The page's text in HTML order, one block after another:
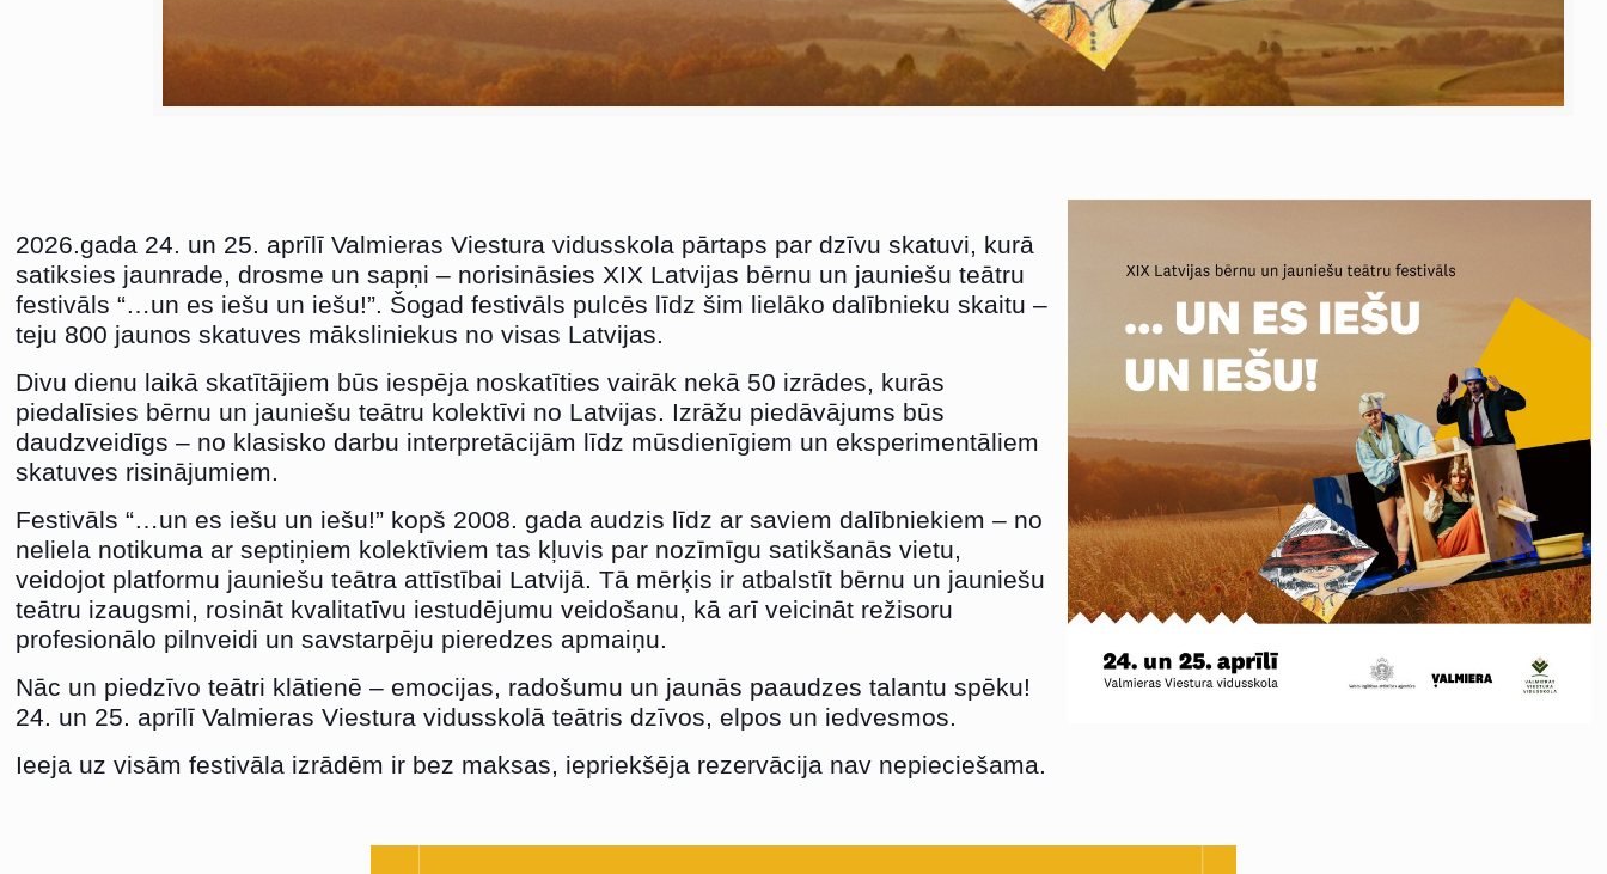
2026.gada 24. un 25. aprīlī Valmieras Viestura vidusskola pārtaps par dzīvu skatuvi, kurā
satiksies jaunrade, drosme un sapņi – norisināsies XIX Latvijas bērnu un jauniešu teātru
festivāls “…un es iešu un iešu!”. Šogad festivāls pulcēs līdz šim lielāko dalībnieku skaitu –
teju 800 jaunos skatuves māksliniekus no visas Latvijas.
Divu dienu laikā skatītājiem būs iespēja noskatīties vairāk nekā 50 izrādes, kurās
piedalīsies bērnu un jauniešu teātru kolektīvi no Latvijas. Izrāžu piedāvājums būs
daudzveidīgs – no klasisko darbu interpretācijām līdz mūsdienīgiem un eksperimentāliem
skatuves risinājumiem.
Festivāls “…un es iešu un iešu!” kopš 2008. gada audzis līdz ar saviem dalībniekiem – no
neliela notikuma ar septiņiem kolektīviem tas kļuvis par nozīmīgu satikšanās vietu,
veidojot platformu jauniešu teātra attīstībai Latvijā. Tā mērķis ir atbalstīt bērnu un jauniešu
teātru izaugsmi, rosināt kvalitatīvu iestudējumu veidošanu, kā arī veicināt režisoru
profesionālo pilnveidi un savstarpēju pieredzes apmaiņu.
Nāc un piedzīvo teātri klātienē – emocijas, radošumu un jaunās paaudzes talantu spēku!
24. un 25. aprīlī Valmieras Viestura vidusskolā teātris dzīvos, elpos un iedvesmos.
Ieeja uz visām festivāla izrādēm ir bez maksas, iepriekšēja rezervācija nav nepieciešama.